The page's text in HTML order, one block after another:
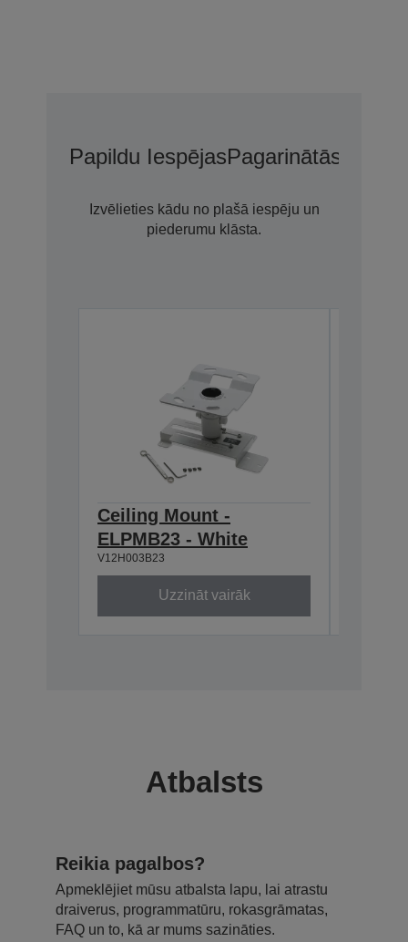
Papildu IespējasPagarinātās
Izvēlieties kādu no plašā iespēju un
piederumu klāsta.
Ceiling Mount -
ELPMB23 - White
V12H003B23
Uzzināt vairāk
Atbalsts
Reikia pagalbos?
Apmeklējiet mūsu atbalsta lapu, lai atrastu
draiverus, programmatūru, rokasgrāmatas,
FAQ un to, kā ar mums sazināties.